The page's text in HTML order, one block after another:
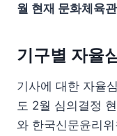
월 현재 문화체육
기구별 자율
기사에 대한 자율
도 2월 심의결정
와 한국신문윤리